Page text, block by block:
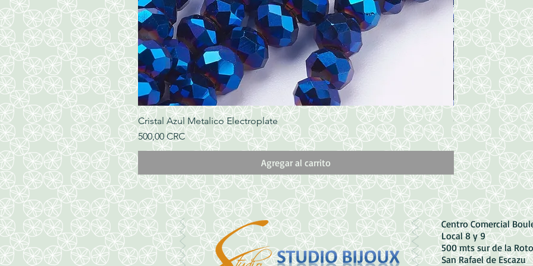
Vista rápida
Cristal Azul Metalico Electroplate
Precio
500,00 CRC
Agregar al carrito
Cristal Azul
Precio
500,00 CRC
Centro Comercial
Local 8 y 9
500 mts sur de la
San Rafael de Escazu